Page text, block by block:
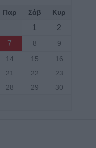
Παρ Σάβ Κυρ
1
2
7 8
9
14 15
16
21 22
23
28 29
30